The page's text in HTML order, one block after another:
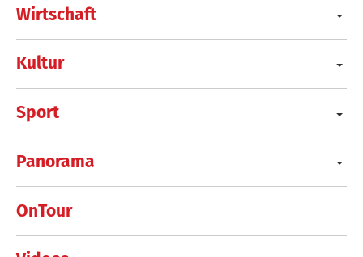
Wirtschaft
Kultur
Sport
Panorama
OnTour